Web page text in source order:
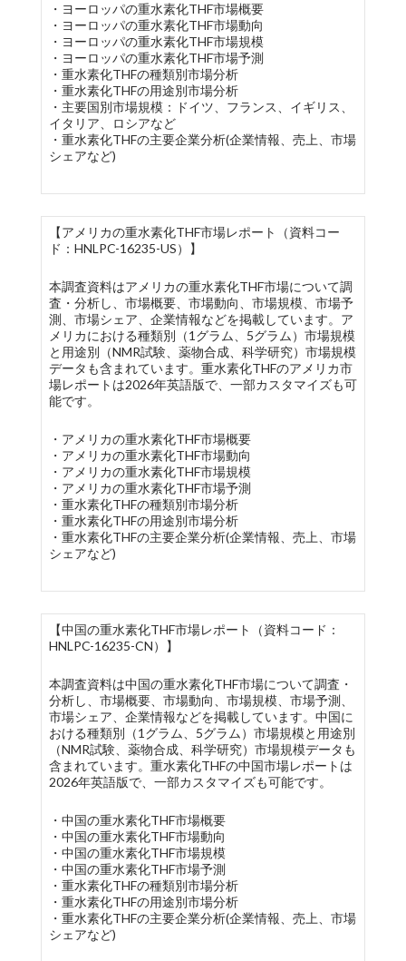
・ヨーロッパの重水素化THF市場概要
・ヨーロッパの重水素化THF市場動向
・ヨーロッパの重水素化THF市場規模
・ヨーロッパの重水素化THF市場予測
・重水素化THFの種類別市場分析
・重水素化THFの用途別市場分析
・主要国別市場規模：ドイツ、フランス、イギリス、
イタリア、ロシアなど
・重水素化THFの主要企業分析(企業情報、売上、市場
シェアなど)
【アメリカの重水素化THF市場レポート（資料コー
ド：HNLPC-16235-US）】
本調査資料はアメリカの重水素化THF市場について調
査・分析し、市場概要、市場動向、市場規模、市場予
測、市場シェア、企業情報などを掲載しています。ア
メリカにおける種類別（1グラム、5グラム）市場規模
と用途別（NMR試験、薬物合成、科学研究）市場規模
データも含まれています。重水素化THFのアメリカ市
場レポートは2026年英語版で、一部カスタマイズも可
能です。
・アメリカの重水素化THF市場概要
・アメリカの重水素化THF市場動向
・アメリカの重水素化THF市場規模
・アメリカの重水素化THF市場予測
・重水素化THFの種類別市場分析
・重水素化THFの用途別市場分析
・重水素化THFの主要企業分析(企業情報、売上、市場
シェアなど)
【中国の重水素化THF市場レポート（資料コード：
HNLPC-16235-CN）】
本調査資料は中国の重水素化THF市場について調査・
分析し、市場概要、市場動向、市場規模、市場予測、
市場シェア、企業情報などを掲載しています。中国に
おける種類別（1グラム、5グラム）市場規模と用途別
（NMR試験、薬物合成、科学研究）市場規模データも
含まれています。重水素化THFの中国市場レポートは
2026年英語版で、一部カスタマイズも可能です。
・中国の重水素化THF市場概要
・中国の重水素化THF市場動向
・中国の重水素化THF市場規模
・中国の重水素化THF市場予測
・重水素化THFの種類別市場分析
・重水素化THFの用途別市場分析
・重水素化THFの主要企業分析(企業情報、売上、市場
シェアなど)